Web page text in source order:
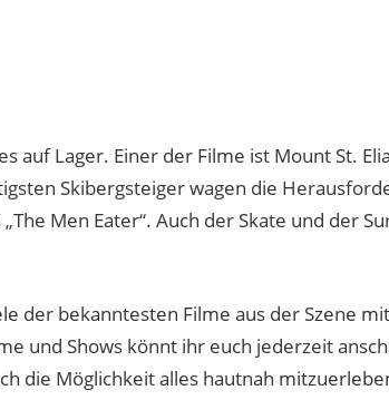
auf Lager. Einer der Filme ist Mount St.
Skibergsteiger wagen die
Men Eater“. Auch der Skate und der
der bekanntesten Filme aus der Szene
und Shows könnt ihr euch jederzeit
die Möglichkeit alles hautnah